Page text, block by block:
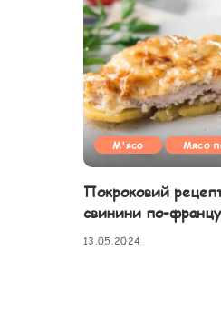
М'ясо Мясо
Покроковий
свинини по-
13.05.2024